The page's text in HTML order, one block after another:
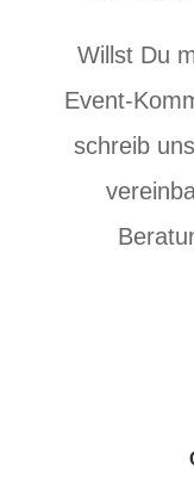
Willst Du
Event-
schreib